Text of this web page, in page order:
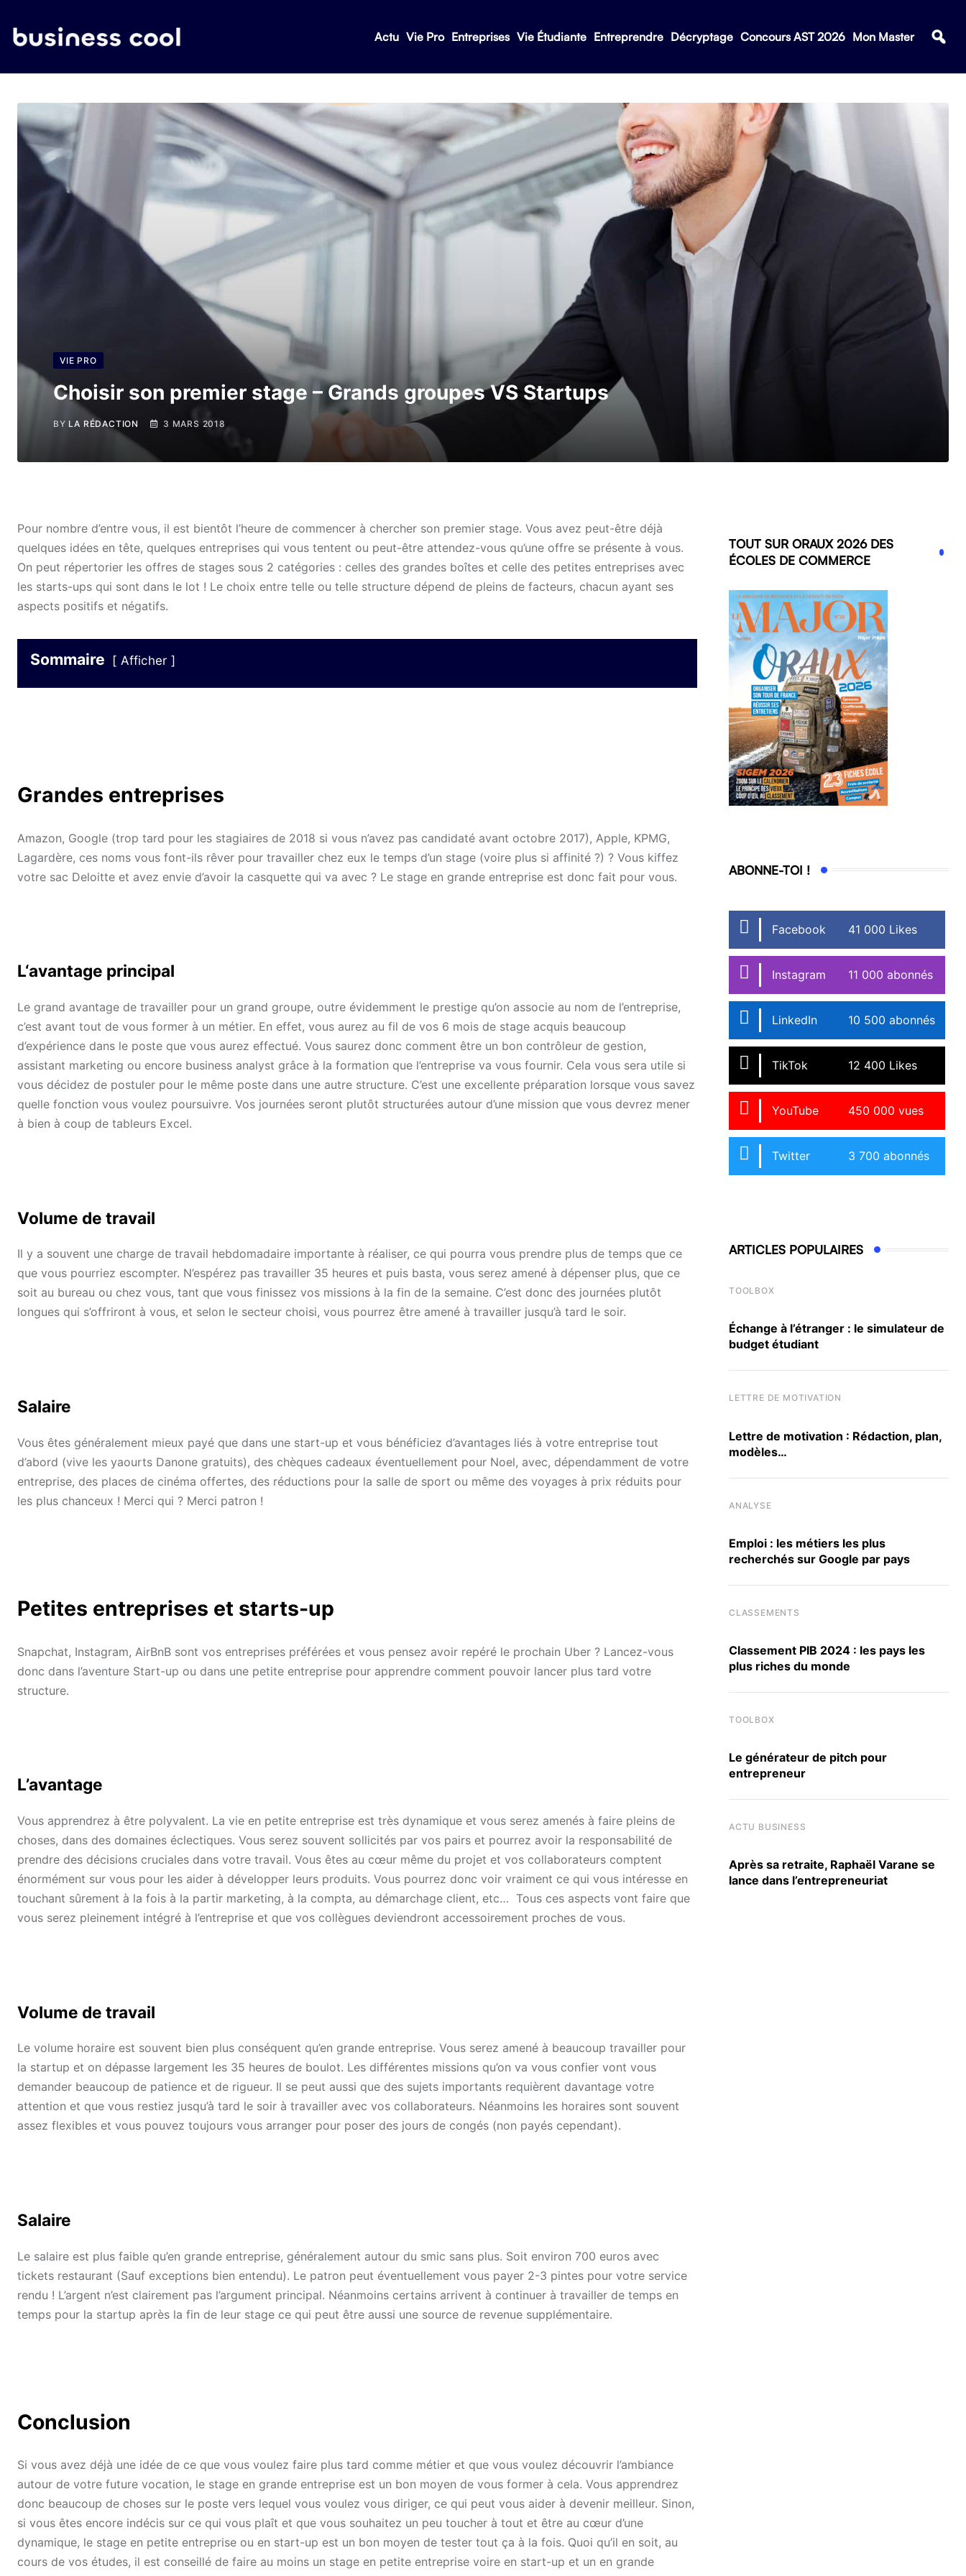
Actu Vie Pro Entreprises Vie Étudiante Entreprendre Décryptage Concours AST 2026 Mon Master
VIE PRO
Choisir son premier stage – Grands groupes VS Startups
BY LA RÉDACTION 3 MARS 2018
Pour nombre d’entre vous, il est bientôt l’heure de commencer à chercher son premier stage. Vous avez peut-être déjà
quelques idées en tête, quelques entreprises qui vous tentent ou peut-être attendez-vous qu’une offre se présente à vous.
On peut répertorier les offres de stages sous 2 catégories : celles des grandes boîtes et celle des petites entreprises avec
les starts-ups qui sont dans le lot ! Le choix entre telle ou telle structure dépend de pleins de facteurs, chacun ayant ses
aspects positifs et négatifs.
Sommaire Afficher
Grandes entreprises
Amazon, Google (trop tard pour les stagiaires de 2018 si vous n’avez pas candidaté avant octobre 2017), Apple, KPMG,
Lagardère, ces noms vous font-ils rêver pour travailler chez eux le temps d’un stage (voire plus si affinité ?) ? Vous kiffez
votre sac Deloitte et avez envie d’avoir la casquette qui va avec ? Le stage en grande entreprise est donc fait pour vous.
L‘avantage principal
Le grand avantage de travailler pour un grand groupe, outre évidemment le prestige qu’on associe au nom de l’entreprise,
c’est avant tout de vous former à un métier. En effet, vous aurez au fil de vos 6 mois de stage acquis beaucoup
d’expérience dans le poste que vous aurez effectué. Vous saurez donc comment être un bon contrôleur de gestion,
assistant marketing ou encore business analyst grâce à la formation que l’entreprise va vous fournir. Cela vous sera utile si
vous décidez de postuler pour le même poste dans une autre structure. C’est une excellente préparation lorsque vous savez
quelle fonction vous voulez poursuivre. Vos journées seront plutôt structurées autour d’une mission que vous devrez mener
à bien à coup de tableurs Excel.
Volume de travail
Il y a souvent une charge de travail hebdomadaire importante à réaliser, ce qui pourra vous prendre plus de temps que ce
que vous pourriez escompter. N’espérez pas travailler 35 heures et puis basta, vous serez amené à dépenser plus, que ce
soit au bureau ou chez vous, tant que vous finissez vos missions à la fin de la semaine. C’est donc des journées plutôt
longues qui s’offriront à vous, et selon le secteur choisi, vous pourrez être amené à travailler jusqu’à tard le soir.
Salaire
Vous êtes généralement mieux payé que dans une start-up et vous bénéficiez d’avantages liés à votre entreprise tout
d’abord (vive les yaourts Danone gratuits), des chèques cadeaux éventuellement pour Noel, avec, dépendamment de votre
entreprise, des places de cinéma offertes, des réductions pour la salle de sport ou même des voyages à prix réduits pour
les plus chanceux ! Merci qui ? Merci patron !
Petites entreprises et starts-up
Snapchat, Instagram, AirBnB sont vos entreprises préférées et vous pensez avoir repéré le prochain Uber ? Lancez-vous
donc dans l’aventure Start-up ou dans une petite entreprise pour apprendre comment pouvoir lancer plus tard votre
structure.
L’avantage
Vous apprendrez à être polyvalent. La vie en petite entreprise est très dynamique et vous serez amenés à faire pleins de
choses, dans des domaines éclectiques. Vous serez souvent sollicités par vos pairs et pourrez avoir la responsabilité de
prendre des décisions cruciales dans votre travail. Vous êtes au cœur même du projet et vos collaborateurs comptent
énormément sur vous pour les aider à développer leurs produits. Vous pourrez donc voir vraiment ce qui vous intéresse en
touchant sûrement à la fois à la partir marketing, à la compta, au démarchage client, etc… Tous ces aspects vont faire que
vous serez pleinement intégré à l’entreprise et que vos collègues deviendront accessoirement proches de vous.
Volume de travail
Le volume horaire est souvent bien plus conséquent qu’en grande entreprise. Vous serez amené à beaucoup travailler pour
la startup et on dépasse largement les 35 heures de boulot. Les différentes missions qu’on va vous confier vont vous
demander beaucoup de patience et de rigueur. Il se peut aussi que des sujets importants requièrent davantage votre
attention et que vous restiez jusqu’à tard le soir à travailler avec vos collaborateurs. Néanmoins les horaires sont souvent
assez flexibles et vous pouvez toujours vous arranger pour poser des jours de congés (non payés cependant).
Salaire
Le salaire est plus faible qu’en grande entreprise, généralement autour du smic sans plus. Soit environ 700 euros avec
tickets restaurant (Sauf exceptions bien entendu). Le patron peut éventuellement vous payer 2-3 pintes pour votre service
rendu ! L’argent n’est clairement pas l’argument principal. Néanmoins certains arrivent à continuer à travailler de temps en
temps pour la startup après la fin de leur stage ce qui peut être aussi une source de revenue supplémentaire.
Conclusion
Si vous avez déjà une idée de ce que vous voulez faire plus tard comme métier et que vous voulez découvrir l’ambiance
autour de votre future vocation, le stage en grande entreprise est un bon moyen de vous former à cela. Vous apprendrez
donc beaucoup de choses sur le poste vers lequel vous voulez vous diriger, ce qui peut vous aider à devenir meilleur. Sinon,
si vous êtes encore indécis sur ce qui vous plaît et que vous souhaitez un peu toucher à tout et être au cœur d’une
dynamique, le stage en petite entreprise ou en start-up est un bon moyen de tester tout ça à la fois. Quoi qu’il en soit, au
cours de vos études, il est conseillé de faire au moins un stage en petite entreprise voire en start-up et un en grande
TOUT SUR ORAUX 2026 DES
ÉCOLES DE COMMERCE
ABONNE-TOI !
Facebook 41 000 Likes
Instagram 11 000 abonnés
LinkedIn 10 500 abonnés
TikTok 12 400 Likes
YouTube 450 000 vues
Twitter 3 700 abonnés
ARTICLES POPULAIRES
TOOLBOX
Échange à l’étranger : le simulateur de
budget étudiant
LETTRE DE MOTIVATION
Lettre de motivation : Rédaction, plan,
modèles…
ANALYSE
Emploi : les métiers les plus
recherchés sur Google par pays
CLASSEMENTS
Classement PIB 2024 : les pays les
plus riches du monde
TOOLBOX
Le générateur de pitch pour
entrepreneur
ACTU BUSINESS
Après sa retraite, Raphaël Varane se
lance dans l’entrepreneuriat